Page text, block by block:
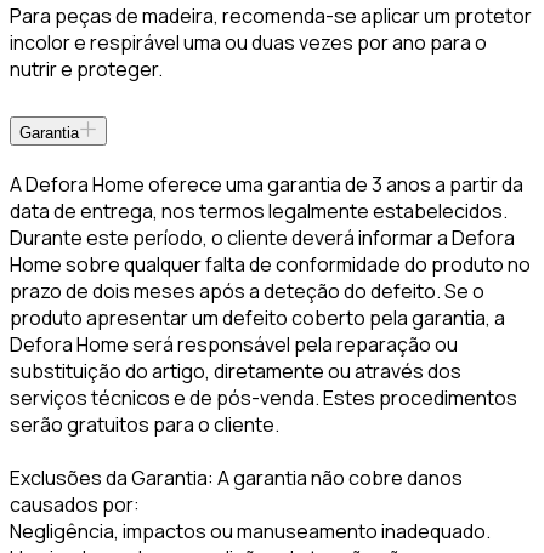
Para peças de madeira, recomenda-se aplicar um protetor
incolor e respirável uma ou duas vezes por ano para o
nutrir e proteger.
Garantia
A Defora Home oferece uma garantia de 3 anos a partir da
data de entrega, nos termos legalmente estabelecidos.
Durante este período, o cliente deverá informar a Defora
Home sobre qualquer falta de conformidade do produto no
prazo de dois meses após a deteção do defeito. Se o
produto apresentar um defeito coberto pela garantia, a
Defora Home será responsável pela reparação ou
substituição do artigo, diretamente ou através dos
serviços técnicos e de pós-venda. Estes procedimentos
serão gratuitos para o cliente.
Exclusões da Garantia: A garantia não cobre danos
causados por:
Negligência, impactos ou manuseamento inadequado.